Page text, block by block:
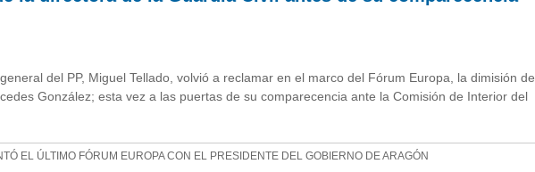
del PP, Miguel Tellado, volvió a reclamar en el marco del Fórum Europa, la dimisión de
González; esta vez a las puertas de su comparecencia ante la Comisión de Interior del
EL ÚLTIMO FÓRUM EUROPA CON EL PRESIDENTE DEL GOBIERNO DE ARAGÓN